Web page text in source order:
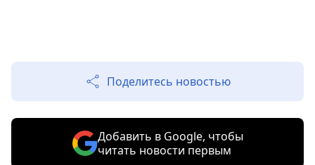
Поделитесь новостью
Добавить в Google, чтобы
читать новости первым